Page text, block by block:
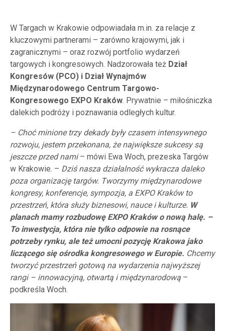
W Targach w Krakowie odpowiadała m.in. za relacje z
kluczowymi partnerami – zarówno krajowymi, jak i
zagranicznymi – oraz rozwój portfolio wydarzeń
targowych i kongresowych. Nadzorowała też Dział
Kongresów (PCO) i Dział Wynajmów
Międzynarodowego Centrum Targowo-
Kongresowego EXPO Kraków. Prywatnie – miłośniczka
dalekich podróży i poznawania odległych kultur.
– Choć minione trzy dekady były czasem intensywnego
rozwoju, jestem przekonana, że największe sukcesy są
jeszcze przed nami– mówi Ewa Woch, prezeska Targów
w Krakowie. – Dziś nasza działalność wykracza daleko
poza organizację targów. Tworzymy międzynarodowe
kongresy, konferencje, sympozja, a EXPO Kraków to
przestrzeń, która służy biznesowi, nauce i kulturze. W
planach mamy rozbudowę EXPO Kraków o nową halę. –
To inwestycja, która nie tylko odpowie na rosnące
potrzeby rynku, ale też umocni pozycję Krakowa jako
liczącego się ośrodka kongresowego w Europie. Chcemy
tworzyć przestrzeń gotową na wydarzenia najwyższej
rangi – innowacyjną, otwartą i międzynarodową –
podkreśla Woch.